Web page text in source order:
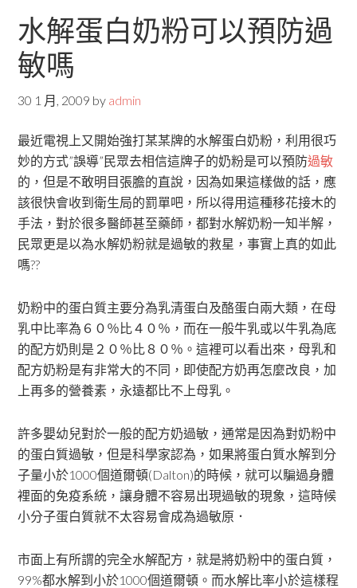
水解蛋白奶粉可以預防過
敏嗎
30 1 月, 2009 by admin
最近電視上又開始強打某某牌的水解蛋白奶粉，利用很巧
妙的方式”誤導”民眾去相信這牌子的奶粉是可以預防過敏
的，但是不敢明目張膽的直說，因為如果這樣做的話，應
該很快會收到衛生局的罰單吧，所以得用這種移花接木的
手法，對於很多醫師甚至藥師，都對水解奶粉一知半解，
民眾更是以為水解奶粉就是過敏的救星，事實上真的如此
嗎??
奶粉中的蛋白質主要分為乳清蛋白及酪蛋白兩大類，在母
乳中比率為６０％比４０％，而在一般牛乳或以牛乳為底
的配方奶則是２０％比８０％。這裡可以看出來，母乳和
配方奶粉是有非常大的不同，即使配方奶再怎麼改良，加
上再多的營養素，永遠都比不上母乳。
許多嬰幼兒對於一般的配方奶過敏，通常是因為對奶粉中
的蛋白質過敏，但是科學家認為，如果將蛋白質水解到分
子量小於1000個道爾頓(Dalton)的時候，就可以騙過身體
裡面的免疫系統，讓身體不容易出現過敏的現象，這時候
小分子蛋白質就不太容易會成為過敏原．
市面上有所謂的完全水解配方，就是將奶粉中的蛋白質，
99%都水解到小於1000個道爾頓。而水解比率小於這樣程